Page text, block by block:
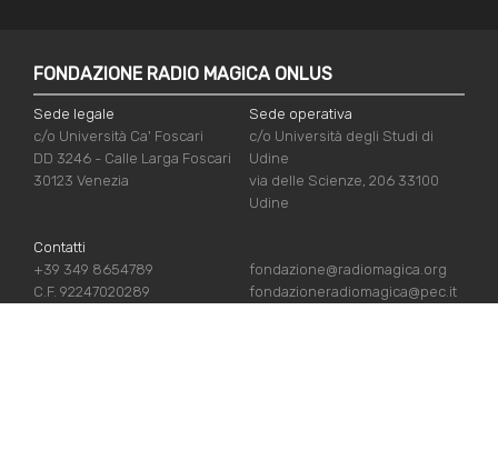
FONDAZIONE RADIO MAGICA ONLUS
Sede legale
c/o Università Ca' Foscari
DD 3246 - Calle Larga Foscari
30123 Venezia
Sede operativa
c/o Università degli Studi di
Udine
via delle Scienze, 206 33100
Udine
Contatti
+39 349 8654789
C.F. 92247020289
fondazione@radiomagica.org
fondazioneradiomagica@pec.it